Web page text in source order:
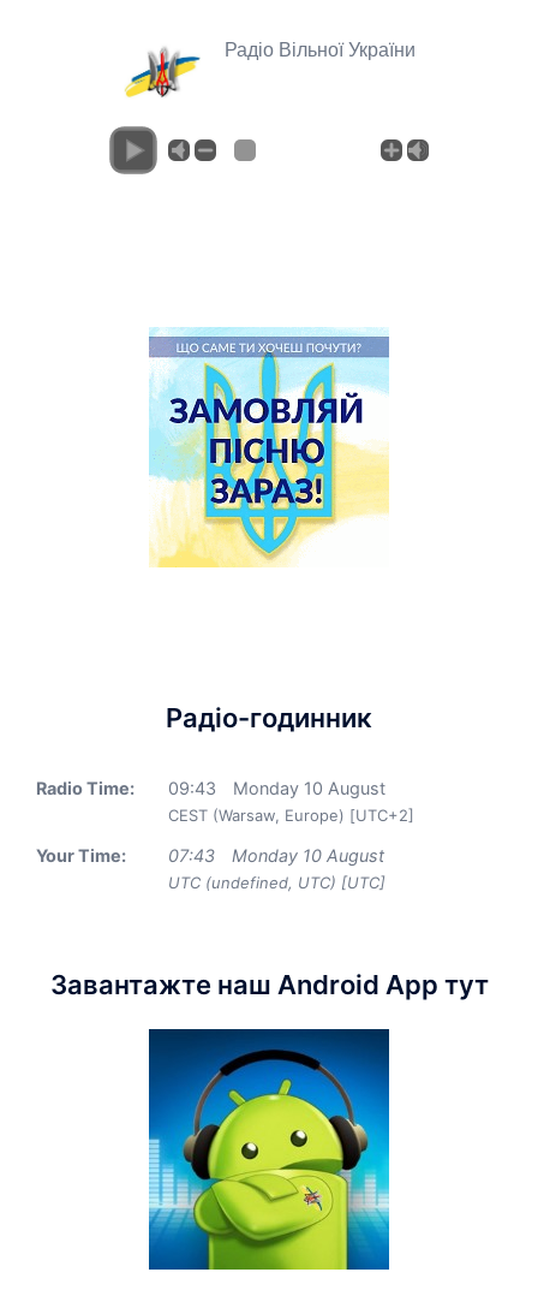
Радіо Вільної України
Радіо-годинник
Radio Time: 09:43 Monday 10 August
CEST (Warsaw, Europe) [UTC+2]
Your Time: 07:43 Monday 10 August
UTC (undefined, UTC) [UTC]
Завантажте наш Android App тут